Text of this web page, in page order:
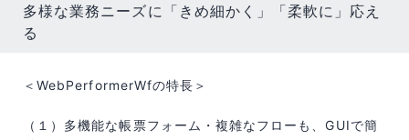
多様な業務ニーズに「きめ細かく」「柔軟に」応え
る
＜WebPerformerWfの特長＞
（１）多機能な帳票フォーム・複雑なフローも、GUIで簡